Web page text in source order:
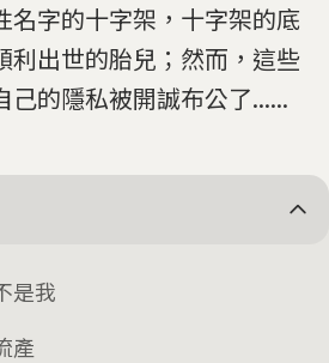
名字的十字架，十字架的底
利出世的胎兒；然而，這些
己的隱私被開誠布公了......
是我
產